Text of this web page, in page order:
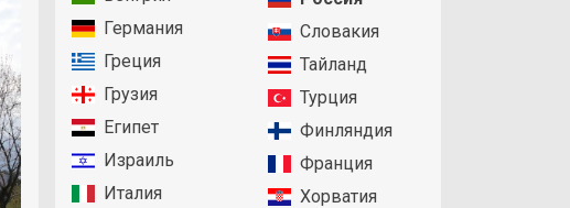
Германия
Греция
Грузия
Египет
Израиль
Италия
Словакия
Тайланд
Турция
Финляндия
Франция
Хорватия